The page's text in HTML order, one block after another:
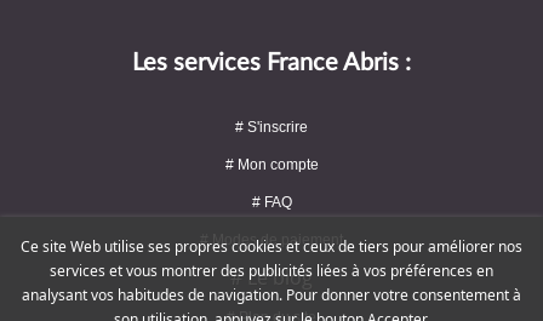
Les services France Abris :
# S'inscrire
# Mon compte
# FAQ
# Modes de paiement
# Le blog
# Plan du site
Ce site Web utilise ses propres cookies et ceux de tiers pour améliorer nos
services et vous montrer des publicités liées à vos préférences en
analysant vos habitudes de navigation. Pour donner votre consentement à